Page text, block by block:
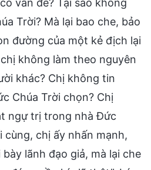
Trời? Mà lại bao che, bảo
đường của một kẻ địch lại
không làm theo nguyên
khác? Chị không tin
Chúa Trời chọn? Chị
ngự trị trong nhà Đức
cùng, chị ấy nhấn mạnh,
lãnh đạo giả, mà lại che